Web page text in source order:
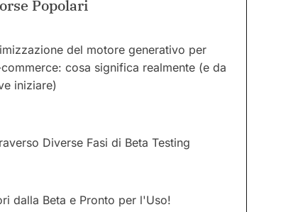
Popolari
del motore generativo per
cosa significa realmente (e da
iniziare)
Diverse Fasi di Beta Testing
dalla Beta e Pronto per l'Uso!